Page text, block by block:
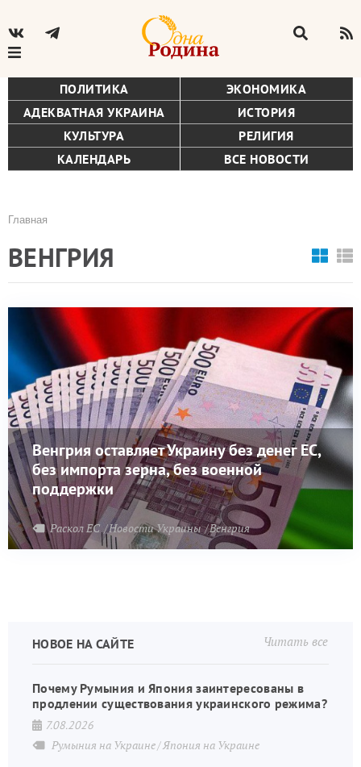
ПОЛИТИКА
ЭКОНОМИКА
АДЕКВАТНАЯ УКРАИНА
ИСТОРИЯ
КУЛЬТУРА
РЕЛИГИЯ
КАЛЕНДАРЬ
ВСЕ НОВОСТИ
Строка
навигации
Главная
ВЕНГРИЯ
Венгрия оставляет Украину без денег ЕС,
без импорта зерна, без военной
поддержки
Раскол ЕС Новости Украины Венгрия
Читать все
НОВОЕ НА САЙТЕ
Почему Румыния и Япония заинтересованы в
продлении существования украинского режима?
7.08.2026
Румыния на Украине Япония на Украине